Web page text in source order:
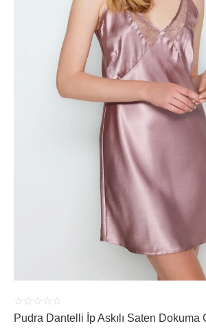
ÜRÜNÜ İNCELE
☆ ☆ ☆ ☆ ☆
Pudra Dantelli İp Askılı Saten Dokuma